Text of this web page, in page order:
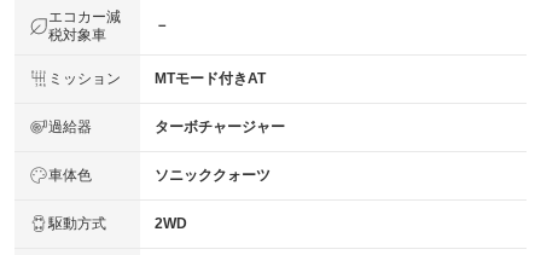
エコカー減
税対象車
－
ミッション MTモード付きAT
過給器 ターボチャージャー
車体色 ソニッククォーツ
駆動方式 2WD